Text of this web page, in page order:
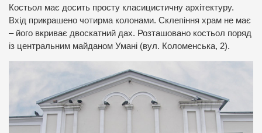
Костьол має досить просту класицистичну архітектуру.
Вхід прикрашено чотирма колонами. Склепіння храм не має
– його вкриває двоскатний дах. Розташовано костьол поряд
із центральним майданом Умані (вул. Коломенська, 2).